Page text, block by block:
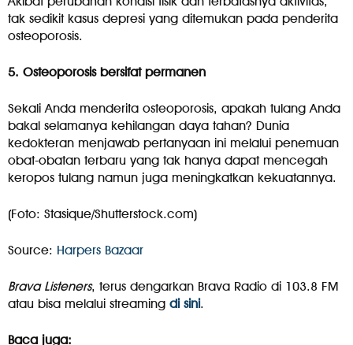
tak sedikit kasus depresi yang ditemukan pada penderita
osteoporosis.
5. Osteoporosis bersifat permanen
Sekali Anda menderita osteoporosis, apakah tulang Anda
bakal selamanya kehilangan daya tahan? Dunia
kedokteran menjawab pertanyaan ini melalui penemuan
obat-obatan terbaru yang tak hanya dapat mencegah
keropos tulang namun juga meningkatkan kekuatannya.
(Foto: Stasique/Shutterstock.com)
Source: Harpers Bazaar
Brava Listeners, terus dengarkan Brava Radio di 103.8 FM
atau bisa melalui streaming di sini.
Baca juga: